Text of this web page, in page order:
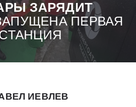
ЗАРЯДИТ
ПЕРВАЯ
ИЕВЛЕВ